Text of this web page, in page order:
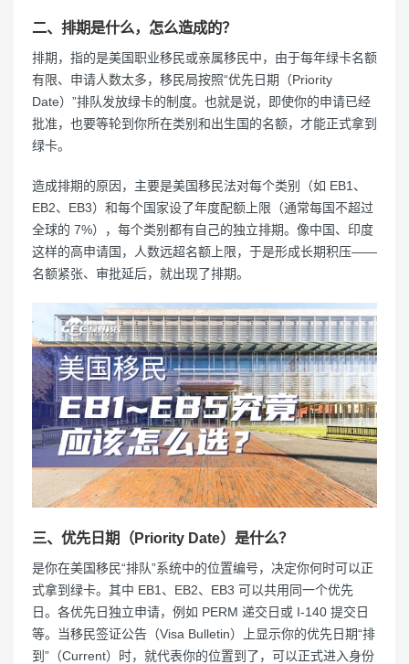
二、排期是什么，怎么造成的？
排期，指的是美国职业移民或亲属移民中，由于每年绿卡名额
有限、申请人数太多，移民局按照“优先日期（Priority
Date）”排队发放绿卡的制度。也就是说，即使你的申请已经
批准，也要等轮到你所在类别和出生国的名额，才能正式拿到
绿卡。
造成排期的原因，主要是美国移民法对每个类别（如 EB1、
EB2、EB3）和每个国家设了年度配额上限（通常每国不超过
全球的 7%），每个类别都有自己的独立排期。像中国、印度
这样的高申请国，人数远超名额上限，于是形成长期积压——
名额紧张、审批延后，就出现了排期。
三、优先日期（Priority Date）是什么？
是你在美国移民“排队”系统中的位置编号，决定你何时可以正
式拿到绿卡。其中 EB1、EB2、EB3 可以共用同一个优先
日。各优先日独立申请，例如 PERM 递交日或 I-140 提交日
等。当移民签证公告（Visa Bulletin）上显示你的优先日期“排
到”（Current）时，就代表你的位置到了，可以正式进入身份